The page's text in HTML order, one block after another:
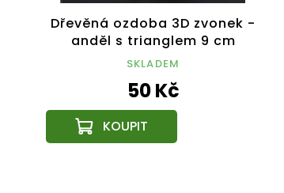
Dřevěná ozdoba 3D zvonek -
anděl s trianglem 9 cm
SKLADEM
50 Kč